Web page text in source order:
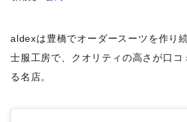
aldexは豊橋でオーダースーツを作り
士服工房で、クオリティの高さが口
る名店。